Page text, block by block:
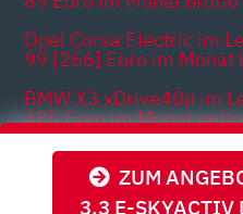
ZUM
3.3 E-SKYACTIV
Opel Corsa Electric im
99 [266] Euro im Monat
BMW X3 xDrive40d im
485 Euro im Monat netto
Opel Mokka im
200 Euro im Monat